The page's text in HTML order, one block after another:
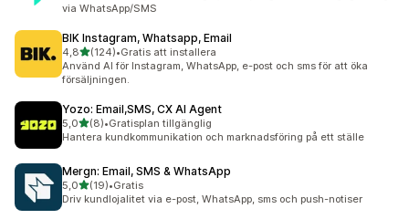
via WhatsApp/SMS
BIK Instagram, Whatsapp, Email
4,8av 5 stjärnor
(124)
124 recensioner totalt
•Gratis att installera
Använd AI för Instagram, WhatsApp, e-post och sms för att öka
försäljningen.
Yozo: Email,SMS, CX AI Agent
5,0av 5 stjärnor
(8)
8 recensioner totalt
•Gratisplan tillgänglig
Hantera kundkommunikation och marknadsföring på ett ställe
Mergn: Email, SMS & WhatsApp
5,0av 5 stjärnor
(19)
19 recensioner totalt
•Gratis
Driv kundlojalitet via e-post, WhatsApp, sms och push-notiser